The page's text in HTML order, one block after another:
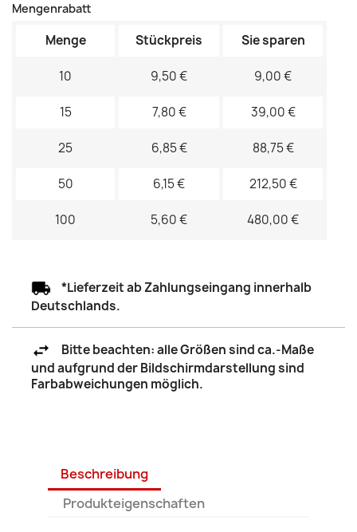
Mengenrabatt
Menge Stückpreis Sie sparen
10 9,50 € 9,00 €
15 7,80 € 39,00 €
25 6,85 € 88,75 €
50 6,15 € 212,50 €
100 5,60 € 480,00 €
*Lieferzeit ab Zahlungseingang innerhalb
Deutschlands.
Bitte beachten: alle Größen sind ca.-Maße
und aufgrund der Bildschirmdarstellung sind
Farbabweichungen möglich.
Beschreibung
Produkteigenschaften